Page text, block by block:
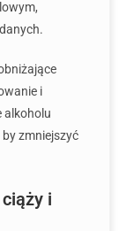
i
alkoholu
zmniejszyć
i